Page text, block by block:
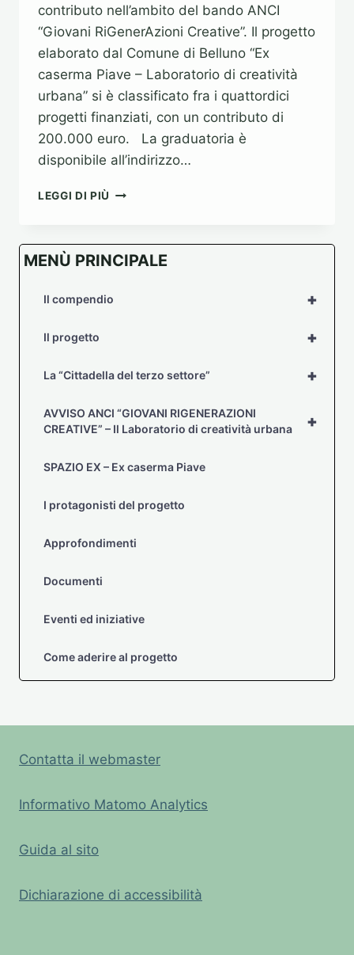
contributo nell’ambito del bando ANCI
“Giovani RiGenerAzioni Creative”. Il progetto
elaborato dal Comune di Belluno “Ex
caserma Piave – Laboratorio di creatività
urbana” si è classificato fra i quattordici
progetti finanziati, con un contributo di
200.000 euro. La graduatoria è
disponibile all’indirizzo…
LEGGI DI PIÙ AMMISSIONE
ANCI
“GIOVANI
MENÙ PRINCIPALE
+
Il compendio
+
Il progetto
+
La “Cittadella del terzo settore”
+
AVVISO ANCI “GIOVANI RIGENERAZIONI
CREATIVE” – Il Laboratorio di creatività urbana
SPAZIO EX – Ex caserma Piave
I protagonisti del progetto
Approfondimenti
Documenti
Eventi ed iniziative
Come aderire al progetto
Contatta il webmaster
Informativo Matomo Analytics
Guida al sito
Dichiarazione di accessibilità